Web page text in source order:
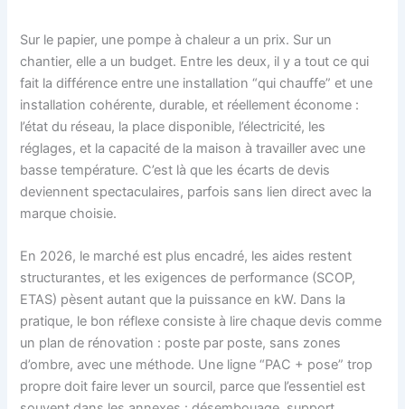
Sur le papier, une pompe à chaleur a un prix. Sur un
chantier, elle a un budget. Entre les deux, il y a tout ce qui
fait la différence entre une installation “qui chauffe” et une
installation cohérente, durable, et réellement économe :
l’état du réseau, la place disponible, l’électricité, les
réglages, et la capacité de la maison à travailler avec une
basse température. C’est là que les écarts de devis
deviennent spectaculaires, parfois sans lien direct avec la
marque choisie.
En 2026, le marché est plus encadré, les aides restent
structurantes, et les exigences de performance (SCOP,
ETAS) pèsent autant que la puissance en kW. Dans la
pratique, le bon réflexe consiste à lire chaque devis comme
un plan de rénovation : poste par poste, sans zones
d’ombre, avec une méthode. Une ligne “PAC + pose” trop
propre doit faire lever un sourcil, parce que l’essentiel est